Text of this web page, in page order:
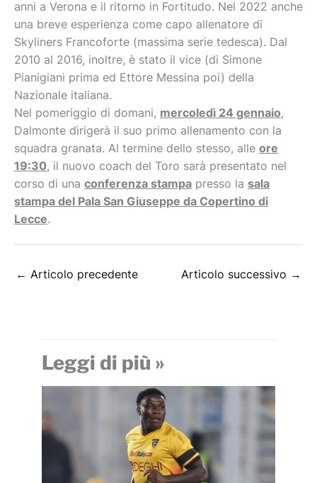
anni a Verona e il ritorno in Fortitudo. Nel 2022 anche
una breve esperienza come capo allenatore di
Skyliners Francoforte (massima serie tedesca). Dal
2010 al 2016, inoltre, è stato il vice (di Simone
Pianigiani prima ed Ettore Messina poi) della
Nazionale italiana.
Nel pomeriggio di domani, mercoledì 24 gennaio,
Dalmonte dirigerà il suo primo allenamento con la
squadra granata. Al termine dello stesso, alle ore
19:30, il nuovo coach del Toro sarà presentato nel
corso di una conferenza stampa presso la sala
stampa del Pala San Giuseppe da Copertino di
Lecce.
← Articolo precedente Articolo successivo →
Leggi di più »